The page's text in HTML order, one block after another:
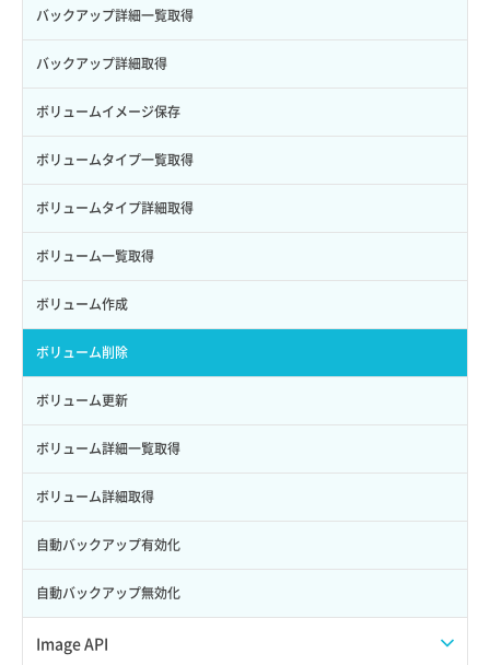
サブユーザー更新
サブユーザー詳細取得
トークン発行
パーミッション一覧取得
ロールからパーミッションを紐づけ解除
ロールにパーミッションを紐づけ
ロール一覧取得
ロール作成
ロール削除
ロール更新
ロール詳細取得
バックアップ詳細一覧取得
バックアップ詳細取得
ボリュームイメージ保存
ボリュームタイプ一覧取得
ボリュームタイプ詳細取得
ボリューム一覧取得
ボリューム作成
ボリューム削除
ボリューム更新
ボリューム詳細一覧取得
ボリューム詳細取得
自動バックアップ有効化
自動バックアップ無効化
Image API